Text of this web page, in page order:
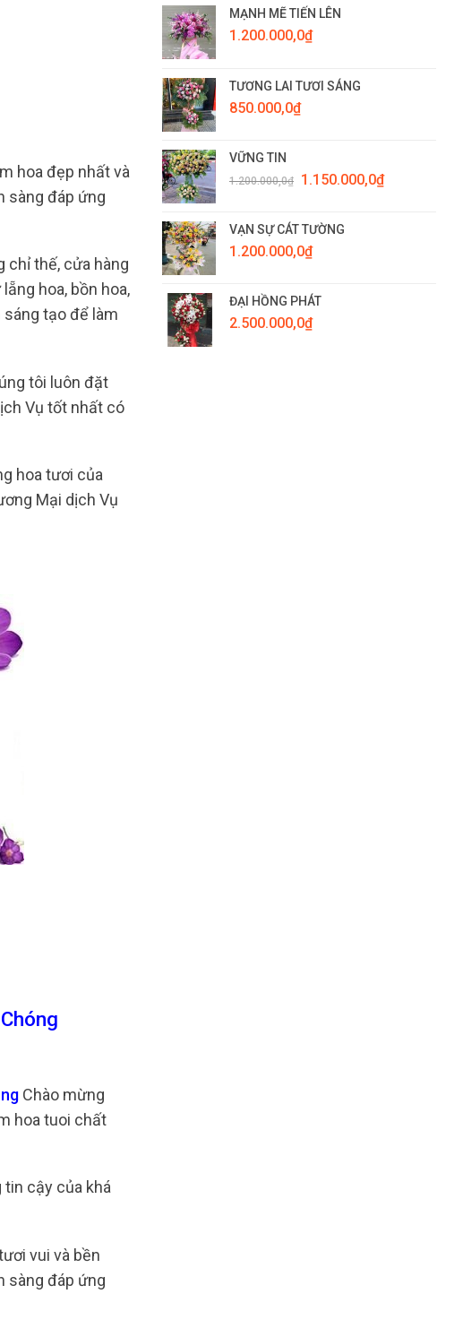
hoa đẹp nhất và
sàng đáp ứng
chỉ thế, cửa hàng
hoa, bồn hoa,
sáng tạo để làm
tôi luôn đặt
Vụ tốt nhất có
hoa tươi của
Mại dịch Vụ
Chào mừng
hoa tuoi chất
tin cậy của khá
vui và bền
sàng đáp ứng
MẠNH MẼ TIẾN LÊN
1.200.000,0₫
TƯƠNG LAI TƯƠI SÁNG
850.000,0₫
VỮNG TIN
1.200.000,0₫
Giá
1.200.000,0₫.
1.150.000,0₫Giá
VẠN SỰ CÁT TƯỜNG
1.200.000,0₫
ĐẠI HỒNG PHÁT
2.500.000,0₫